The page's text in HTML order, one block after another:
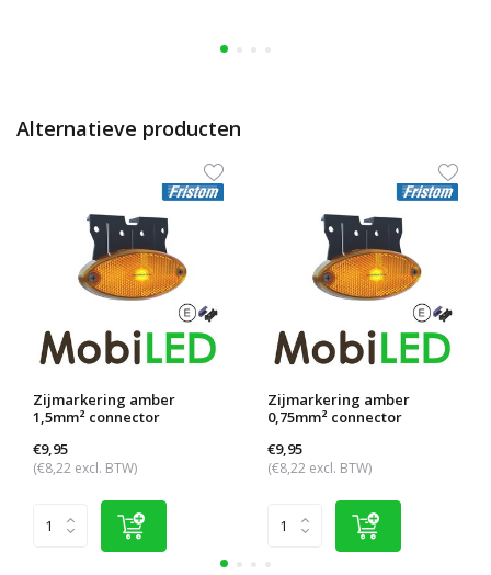
Alternatieve producten
Zijmarkering amber
1,5mm² connector
€9,95
(€8,22 excl. BTW)
Zijmarkering amber
0,75mm² connector
€9,95
(€8,22 excl. BTW)